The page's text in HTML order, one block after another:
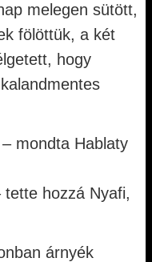
melegen sütött,
fölöttük, a két
hogy
mondta Hablaty
hozzá Nyafi,
árnyék